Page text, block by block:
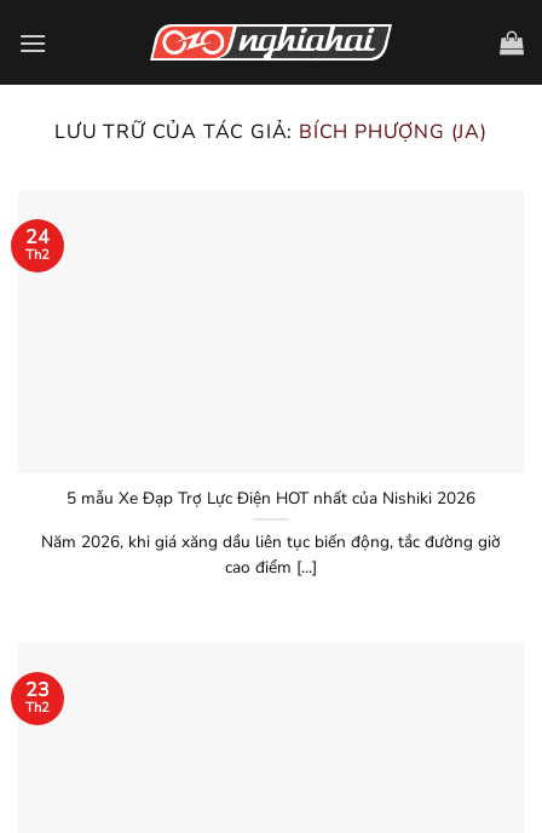
đến
LƯU TRỮ CỦA TÁC GIẢ: BÍCH PHƯỢNG (JA)
5 mẫu Xe Đạp Trợ Lực Điện HOT nhất của Nishiki 2026
Năm 2026, khi giá xăng dầu liên tục biến động, tắc đường giờ
cao điểm [...]
24
Th2
23
Th2